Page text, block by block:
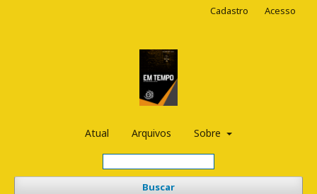
Atual Arquivos Sobre
Buscar
Cadastro Acesso